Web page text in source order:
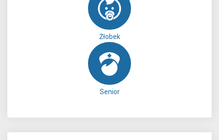
Żłobek
Senior